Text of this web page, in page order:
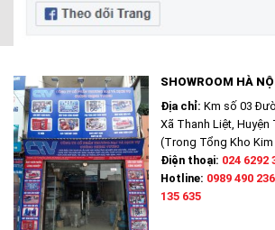
SHOWROOM HÀ
Địa chỉ: Km số 03
Xã Thanh Liệt, Huyện
(Trong Tổng Kho Kim
Điện thoại: 024 6292
Hotline: 0989 490
135 635